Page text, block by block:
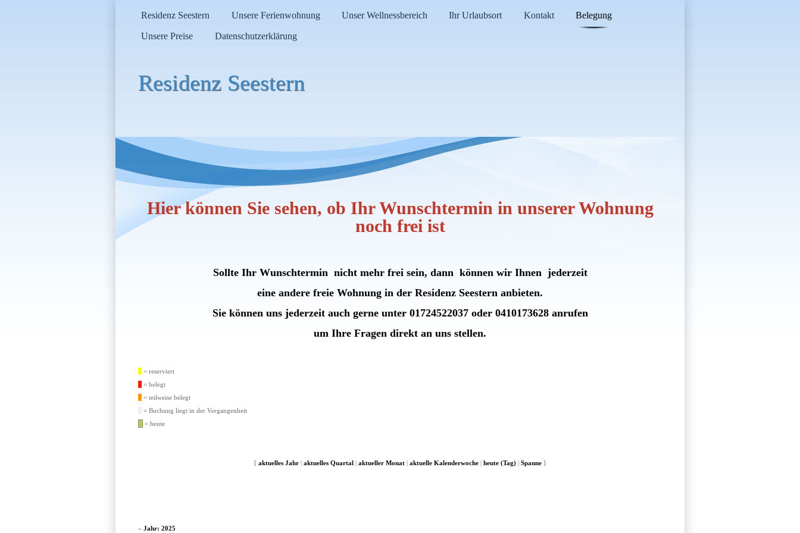
Residenz Seestern Unsere Ferienwohnung Unser Wellnessbereich Ihr Urlaubsort Kontakt Belegung
Unsere Preise Datenschutzerklärung
Residenz Seestern
Hier können Sie sehen, ob Ihr Wunschtermin in unserer Wohnung
noch frei ist
Sollte Ihr Wunschtermin nicht mehr frei sein, dann können wir Ihnen jederzeit
eine andere freie Wohnung in der Residenz Seestern anbieten.
Sie können uns jederzeit auch gerne unter 01724522037 oder 0410173628 anrufen
um Ihre Fragen direkt an uns stellen.
= reserviert
= belegt
= teilweise belegt
= Buchung liegt in der Vergangenheit
= heute
[ aktuelles Jahr | aktuelles Quartal | aktueller Monat | aktuelle Kalenderwoche | heute (Tag) | Spanne ]
»Jahr: 2025